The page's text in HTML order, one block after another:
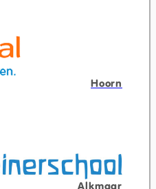
Hoorn
Alkmaar